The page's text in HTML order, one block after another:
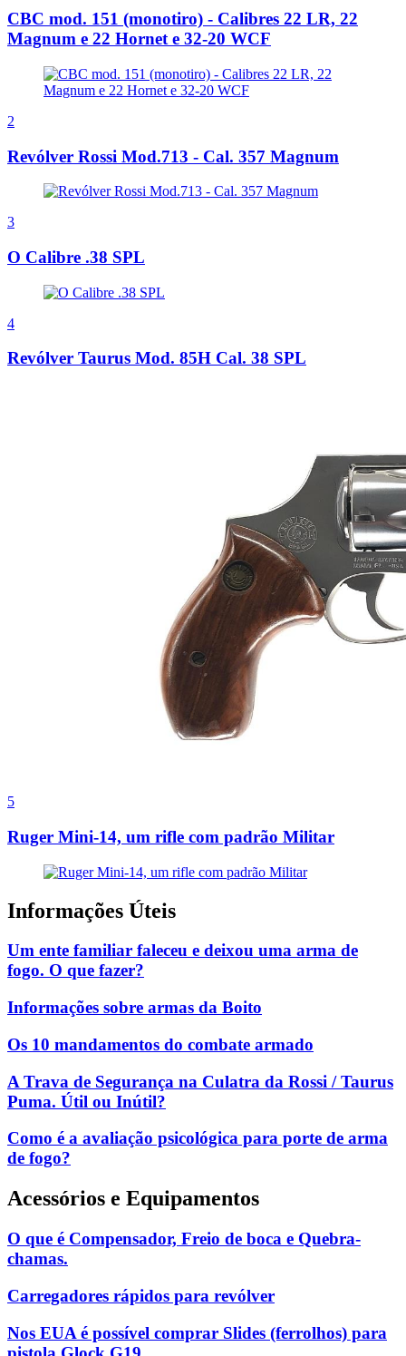
CBC mod. 151 (monotiro) - Calibres 22 LR, 22
Magnum e 22 Hornet e 32-20 WCF
2
Revólver Rossi Mod.713 - Cal. 357 Magnum
3
O Calibre .38 SPL
4
Revólver Taurus Mod. 85H Cal. 38 SPL
5
Ruger Mini-14, um rifle com padrão Militar
Informações Úteis
Um ente familiar faleceu e deixou uma arma de
fogo. O que fazer?
Informações sobre armas da Boito
Os 10 mandamentos do combate armado
A Trava de Segurança na Culatra da Rossi / Taurus
Puma. Útil ou Inútil?
Como é a avaliação psicológica para porte de arma
de fogo?
Acessórios e Equipamentos
O que é Compensador, Freio de boca e Quebra-
chamas.
Carregadores rápidos para revólver
Nos EUA é possível comprar Slides (ferrolhos) para